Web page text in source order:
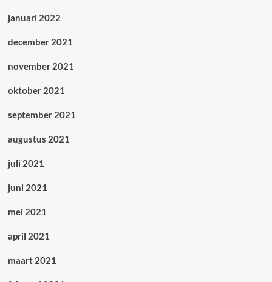
januari 2022
december 2021
november 2021
oktober 2021
september 2021
augustus 2021
juli 2021
juni 2021
mei 2021
april 2021
maart 2021